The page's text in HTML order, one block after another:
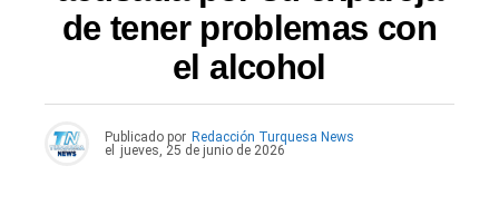
de tener problemas con
el alcohol
Publicado por Redacción Turquesa News
el
jueves, 25 de junio de 2026